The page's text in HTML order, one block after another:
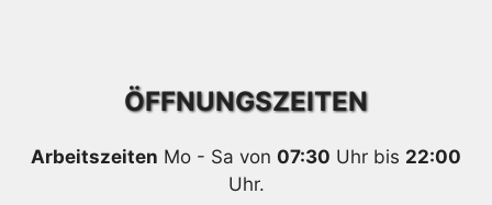
ÖFFNUNGSZEITEN
Arbeitszeiten Mo - Sa von 07:30 Uhr bis 22:00
Uhr.